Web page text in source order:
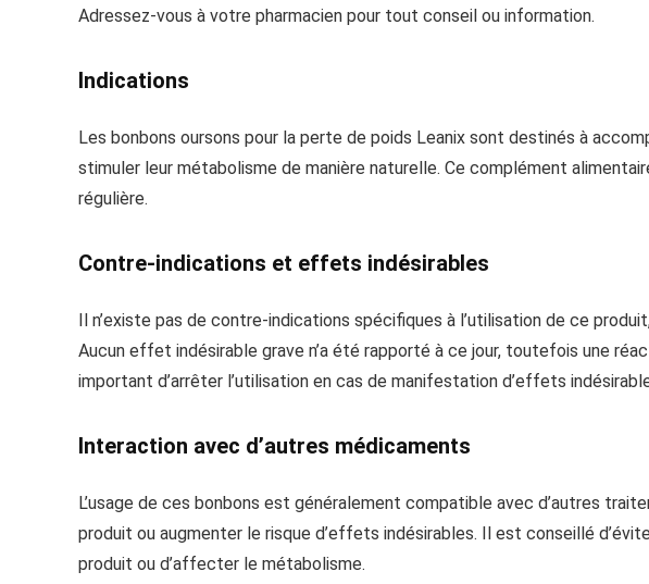
Adressez-vous à votre pharmacien pour tout conseil ou information.
Indications
Les bonbons oursons pour la perte de poids Leanix sont destinés à
stimuler leur métabolisme de manière naturelle. Ce complément
régulière.
Contre-indications et effets indésirables
Il n’existe pas de contre-indications spécifiques à l’utilisation de ce
Aucun effet indésirable grave n’a été rapporté à ce jour, toutefois une
important d’arrêter l’utilisation en cas de manifestation d’effets
Interaction avec d’autres médicaments
L’usage de ces bonbons est généralement compatible avec d’autres
produit ou augmenter le risque d’effets indésirables. Il est conseillé
produit ou d’affecter le métabolisme.